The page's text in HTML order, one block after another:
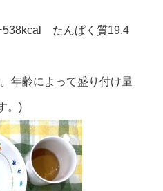
538kcal たんぱく質19.4
年齢によって盛り付け量
。)